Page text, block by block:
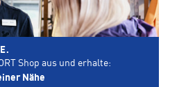
Shop aus und erhalte:
Nähe